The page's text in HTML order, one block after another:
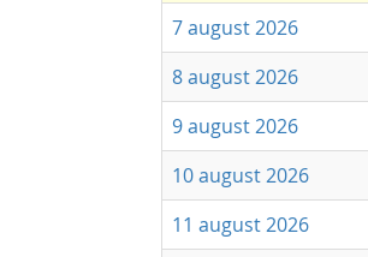
7 august 2026
8 august 2026
9 august 2026
10 august 2026
11 august 2026